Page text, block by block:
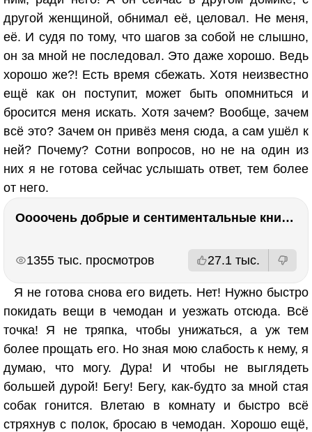
другой женщиной, обнимал её, целовал. Не меня,
её. И судя по тому, что шагов за собой не слышно,
он за мной не последовал. Это даже хорошо. Ведь
хорошо же?! Есть время сбежать. Хотя неизвестно
ещё как он поступит, может быть опомниться и
бросится меня искать. Хотя зачем? Вообще, зачем
всё это? Зачем он привёз меня сюда, а сам ушёл к
ней? Почему? Сотни вопросов, но не на один из
них я не готова сейчас услышать ответ, тем более
от него.
Оооочень добрые и сентиментальные книги. Бабушка велела кланяться и История Артура Трулава
1355 тыс. просмотров 27.1 тыс.
Я не готова снова его видеть. Нет! Нужно быстро
покидать вещи в чемодан и уезжать отсюда. Всё
точка! Я не тряпка, чтобы унижаться, а уж тем
более прощать его. Но зная мою слабость к нему, я
думаю, что могу. Дура! И чтобы не выглядеть
большей дурой! Бегу! Бегу, как-будто за мной стая
собак гонится. Влетаю в комнату и быстро всё
стряхнув с полок, бросаю в чемодан. Хорошо ещё,